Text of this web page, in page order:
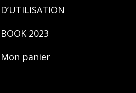
D’UTILISATION
BOOK 2023
Mon panier